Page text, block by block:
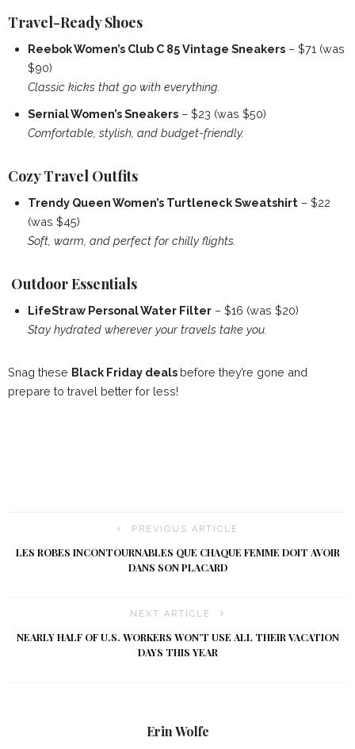
Travel-Ready Shoes
Reebok Women’s Club C 85 Vintage Sneakers – $71 (was
$90)
Classic kicks that go with everything.
Sernial Women’s Sneakers – $23 (was $50)
Comfortable, stylish, and budget-friendly.
Cozy Travel Outfits
Trendy Queen Women’s Turtleneck Sweatshirt – $22
(was $45)
Soft, warm, and perfect for chilly flights.
Outdoor Essentials
LifeStraw Personal Water Filter – $16 (was $20)
Stay hydrated wherever your travels take you.
Snag these Black Friday deals before they’re gone and
prepare to travel better for less!
PREVIOUS ARTICLE
LES ROBES INCONTOURNABLES QUE CHAQUE FEMME DOIT AVOIR
DANS SON PLACARD
NEXT ARTICLE
NEARLY HALF OF U.S. WORKERS WON’T USE ALL THEIR VACATION
DAYS THIS YEAR
Erin Wolfe